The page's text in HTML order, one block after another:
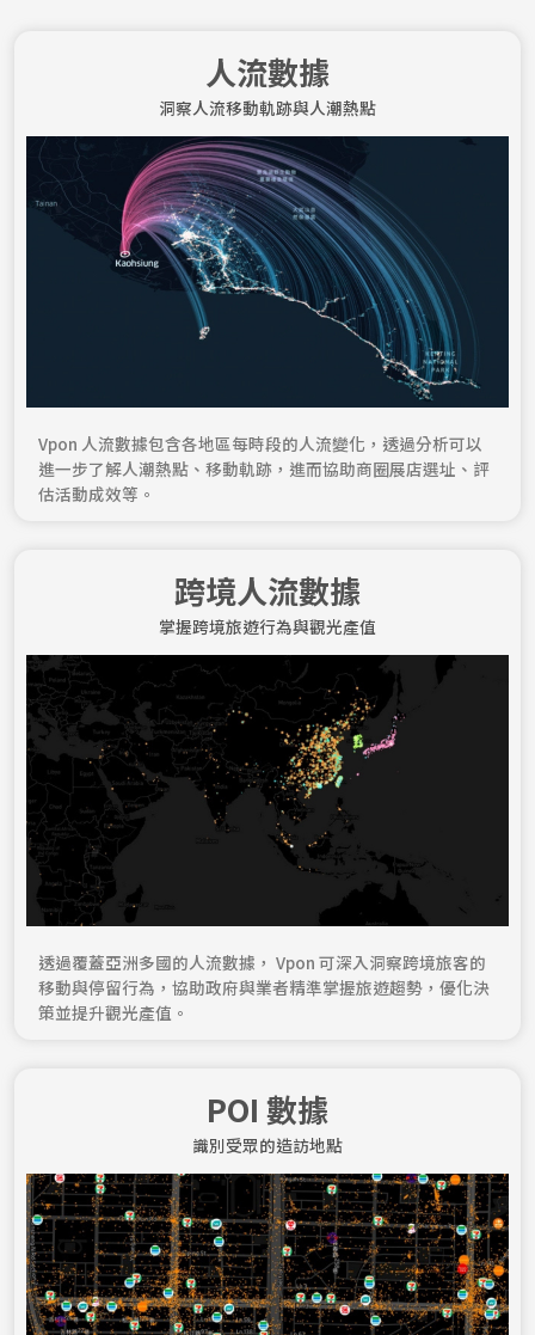
人流數據
洞察人流移動軌跡與人潮熱點
Vpon 人流數據包含各地區每時段的人流變化，透過分析可以
進一步了解人潮熱點、移動軌跡，進而協助商圈展店選址、評
估活動成效等。
跨境人流數據
掌握跨境旅遊行為與觀光產值
透過覆蓋亞洲多國的人流數據， Vpon 可深入洞察跨境旅客的
移動與停留行為，協助政府與業者精準掌握旅遊趨勢，優化決
策並提升觀光產值。
POI 數據
識別受眾的造訪地點​